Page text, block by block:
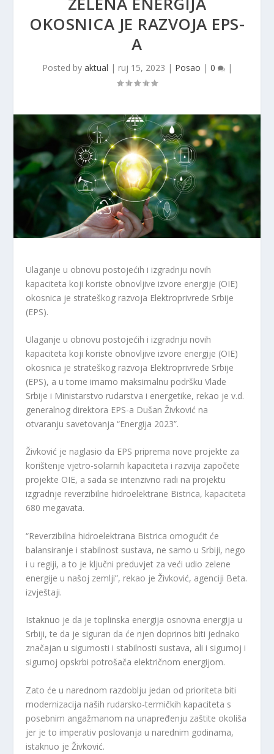
OKOSNICA JE RAZVOJA EPS-
A
Posted by aktual | ruj 15, 2023 | Posao | 0 |
Ulaganje u obnovu postojećih i izgradnju novih
kapaciteta koji koriste obnovljive izvore energije (OIE)
okosnica je strateškog razvoja Elektroprivrede Srbije
(EPS).
Ulaganje u obnovu postojećih i izgradnju novih
kapaciteta koji koriste obnovljive izvore energije (OIE)
okosnica je strateškog razvoja Elektroprivrede Srbije
(EPS), a u tome imamo maksimalnu podršku Vlade
Srbije i Ministarstvo rudarstva i energetike, rekao je v.d.
generalnog direktora EPS-a Dušan Živković na
otvaranju savetovanja “Energija 2023”.
Živković je naglasio da EPS priprema nove projekte za
korištenje vjetro-solarnih kapaciteta i razvija započete
projekte OIE, a sada se intenzivno radi na projektu
izgradnje reverzibilne hidroelektrane Bistrica, kapaciteta
680 megavata.
“Reverzibilna hidroelektrana Bistrica omogućit će
balansiranje i stabilnost sustava, ne samo u Srbiji, nego
i u regiji, a to je ključni preduvjet za veći udio zelene
energije u našoj zemlji”, rekao je Živković, agenciji Beta.
izvještaji.
Istaknuo je da je toplinska energija osnovna energija u
Srbiji, te da je siguran da će njen doprinos biti jednako
značajan u sigurnosti i stabilnosti sustava, ali i sigurnoj i
sigurnoj opskrbi potrošača električnom energijom.
Zato će u narednom razdoblju jedan od prioriteta biti
modernizacija naših rudarsko-termičkih kapaciteta s
posebnim angažmanom na unapređenju zaštite okoliša
jer je to imperativ poslovanja u narednim godinama,
istaknuo je Živković.